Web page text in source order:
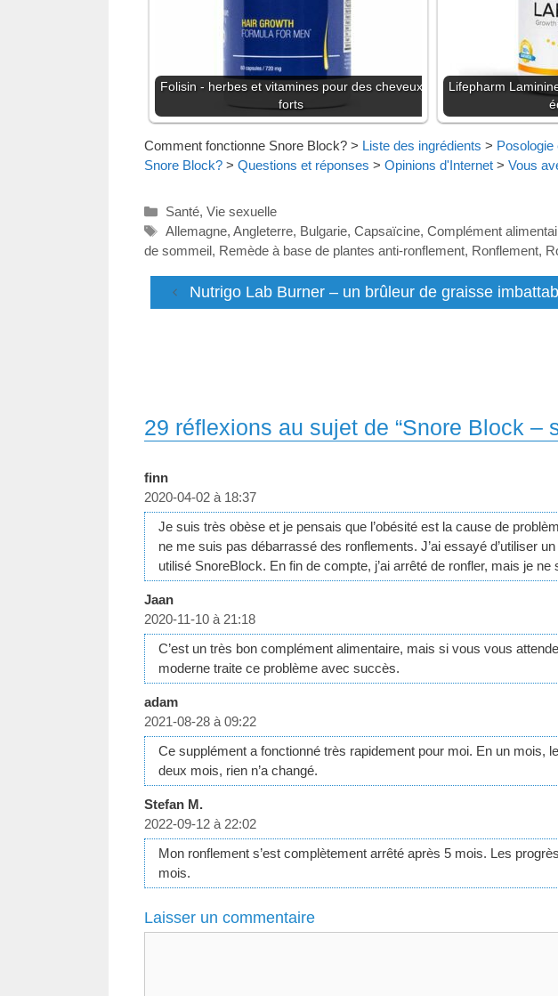
Folisin - herbes et vitamines pour des cheveux
forts
Lifepharm
Comment fonctionne Snore Block? > Liste des ingrédients > Posologie
Snore Block? > Questions et réponses > Opinions d'Internet > Vous
Catégories
Santé, Vie sexuelle
Étiquettes
Allemagne, Angleterre, Bulgarie, Capsaïcine, Complément
de sommeil, Remède à base de plantes anti-ronflement, Ronflement,
Nutrigo Lab Burner – un brûleur de graisse
29 réflexions au sujet de “Snore Block –
finn
2020-04-02 à 18:37
Je suis très obèse et je pensais que l’obésité est la cause de
ne me suis pas débarrassé des ronflements. J’ai essayé d’utiliser
utilisé SnoreBlock. En fin de compte, j’ai arrêté de ronfler, mais je
Jaan
2020-11-10 à 21:18
C’est un très bon complément alimentaire, mais si vous vous
moderne traite ce problème avec succès.
adam
2021-08-28 à 09:22
Ce supplément a fonctionné très rapidement pour moi. En un
deux mois, rien n’a changé.
Stefan M.
2022-09-12 à 22:02
Mon ronflement s’est complètement arrêté après 5 mois. Les
mois.
Laisser un commentaire